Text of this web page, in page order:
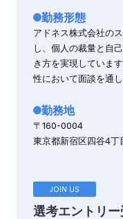
勤務形態
アドネス株式会社の
し、個人の裁量と自
き方を実現していま
性において面談を通
勤務地
〒160-0004
東京都新宿区四谷4
JOIN US
選考エントリー